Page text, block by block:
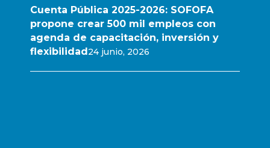
Cuenta Pública 2025-2026: SOFOFA
propone crear 500 mil empleos con
agenda de capacitación, inversión y
flexibilidad24 junio, 2026